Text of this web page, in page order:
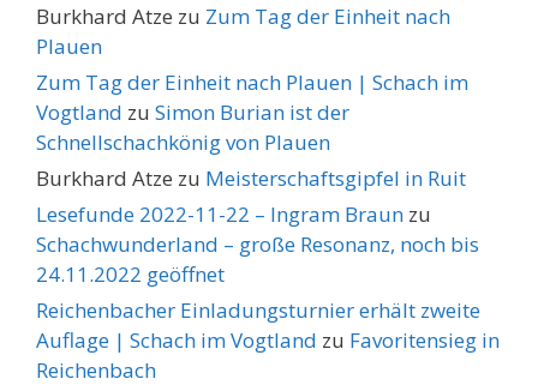
Burkhard Atze zu Zum Tag der Einheit nach
Plauen
Zum Tag der Einheit nach Plauen | Schach im
Vogtland zu Simon Burian ist der
Schnellschachkönig von Plauen
Burkhard Atze zu Meisterschaftsgipfel in Ruit
Lesefunde 2022-11-22 – Ingram Braun zu
Schachwunderland – große Resonanz, noch bis
24.11.2022 geöffnet
Reichenbacher Einladungsturnier erhält zweite
Auflage | Schach im Vogtland zu Favoritensieg in
Reichenbach